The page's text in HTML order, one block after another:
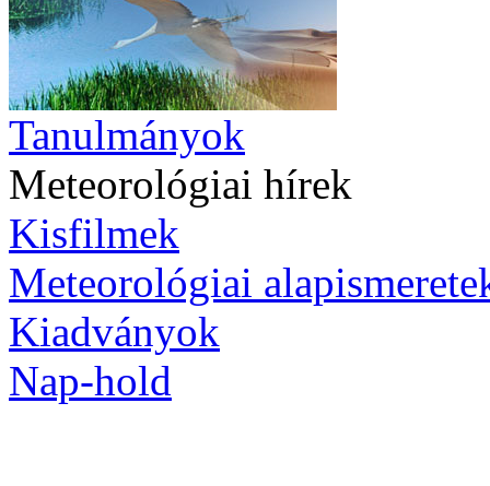
Tanulmányok
Meteorológiai hírek
Kisfilmek
Meteorológiai
Kiadványok
Nap-hold